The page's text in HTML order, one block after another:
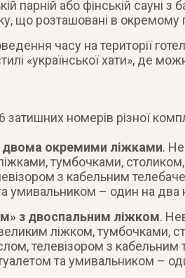
парній або фінській сауні
що розташовані в окремому
часу на території
«української хати», де
затишних номерів різної
окремими ліжками.
тумбочками,
з кабельним
умивальником – один на два
з двоспальним ліжком.
ліжком, тумбочками,
телевізором з кабельним
та умивальником –